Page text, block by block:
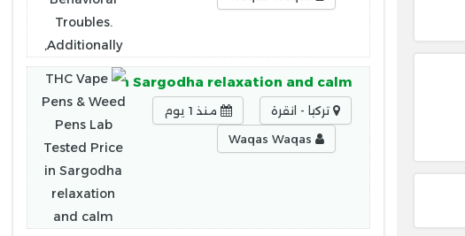
Tested Price in Sargodha relaxation and calm
تركيا - انقرة
منذ 1 يوم